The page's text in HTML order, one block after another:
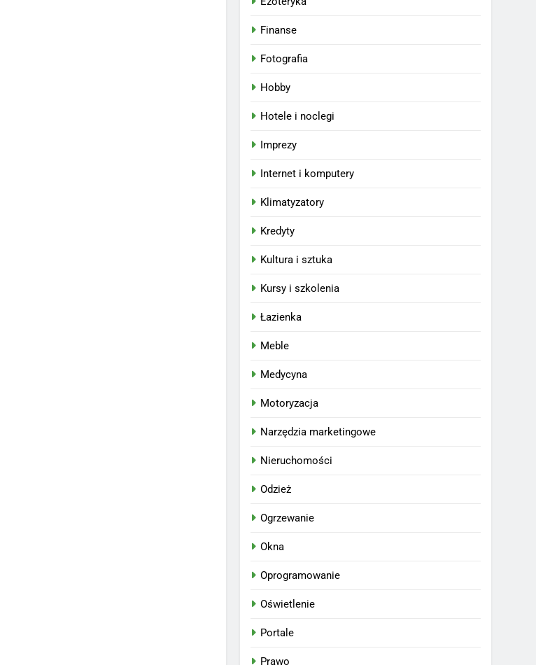
Finanse
Fotografia
Hobby
Hotele i noclegi
Imprezy
Internet i komputery
Klimatyzatory
Kredyty
Kultura i sztuka
Kursy i szkolenia
Łazienka
Meble
Medycyna
Motoryzacja
Narzędzia marketingowe
Nieruchomości
Odzież
Ogrzewanie
Okna
Oprogramowanie
Oświetlenie
Portale
Prawo